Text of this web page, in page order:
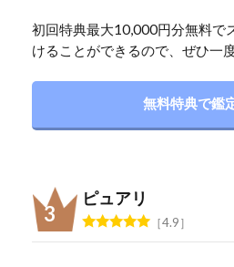
初回特典最大10,000円分無料で
けることができるので、ぜひ一
無料特典で鑑
ピュアリ
4.9